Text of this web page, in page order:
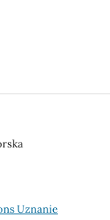
Uznanie